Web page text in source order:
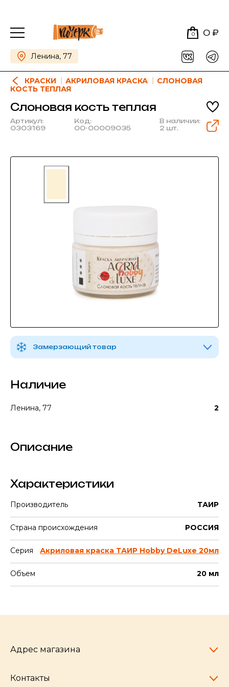
0 0 ₽
Ленина, 77
КРАСКИ АКРИЛОВАЯ КРАСКА
СЛОНОВАЯ
КОСТЬ ТЕПЛАЯ
Слоновая кость теплая
Артикул:
0303169
Код:
00-00009035
В наличии:
2 шт.
Замерзающий товар
Наличие
Ленина, 77 2
Описание
Характеристики
Производитель ТАИР
Страна происхождения РОССИЯ
Серия Акриловая краска ТАИР Hobby DeLuxe 20мл
Объем 20 мл
Адрес магазина
Челябинск,
Контакты